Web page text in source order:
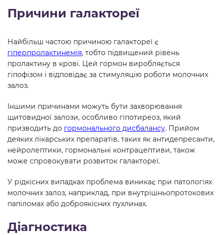
Причини галактореї
Найбільш частою причиною галактореї є
гіперпролактинемія, тобто підвищений рівень
пролактину в крові. Цей гормон виробляється
гіпофізом і відповідає за стимуляцію роботи молочних
залоз.
Іншими причинами можуть бути захворювання
щитовидної залози, особливо гіпотиреоз, який
призводить до гормонального дисбалансу. Прийом
деяких лікарських препаратів, таких як антидепресанти,
нейролептики, гормональні контрацептиви, також
може спровокувати розвиток галактореї.
У рідкісних випадках проблема виникає при патологіях
молочних залоз, наприклад, при внутрішньопротокових
папіломах або доброякісних пухлинах.
Діагностика